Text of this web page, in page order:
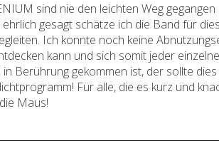
sind nie den leichten Weg
gesagt schätze ich die Band für
Ich konnte noch keine
kann und sich somit jeder
Berührung gekommen ist, der sollte
Für alle, die es kurz und
Maus!